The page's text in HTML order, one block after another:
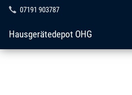
07191 903787
Hausgerätedepot OHG